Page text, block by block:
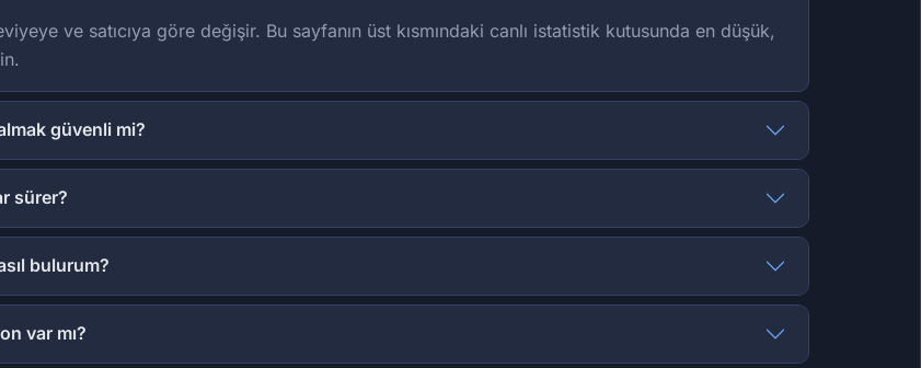
ve satıcıya göre değişir. Bu sayfanın üst kısmındaki canlı istatistik kutusunda en düşük,
güvenli mi?
sürer?
bulurum?
var mı?